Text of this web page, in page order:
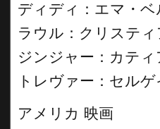
ディディ：エマ・
ラウル：クリステ
ジンジャー：カテ
トレヴァー：セル
アメリカ 映画